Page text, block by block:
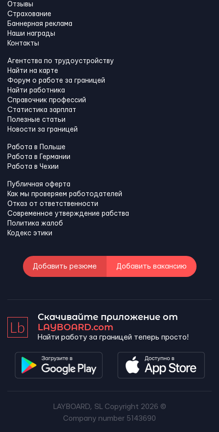
Отзывы
Страхование
Баннерная реклама
Наши награды
Контакты
Агентства по трудоустройству
Найти на карте
Форум о работе за границей
Найти работника
Справочник профессий
Статистика зарплат
Полезные статьи
Новости за границей
Работа в Польше
Работа в Германии
Работа в Чехии
Публичная оферта
Как мы проверяем работодателей
Отказ от ответственности
Современное утверждение рабства
Политика жалоб
Кодекс этики
Добавить резюме Добавить вакансию
Скачивайте приложение от
LAYBOARD.com
Найти работу за границей теперь просто!
LAYBOARD, SL Copyright 2026 ©
Company number 5143690